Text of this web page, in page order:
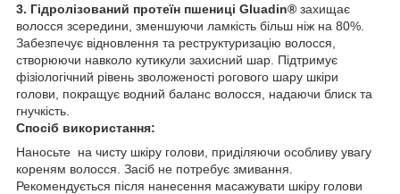
3. Гідролізований протеїн пшениці Gluadin® захищає
волосся зсередини, зменшуючи ламкість більш ніж на 80%.
Забезпечує відновлення та реструктуризацію волосся,
створюючи навколо кутикули захисний шар. Підтримує
фізіологічний рівень зволоженості рогового шару шкіри
голови, покращує водний баланс волосся, надаючи блиск та
гнучкість.
Спосіб використання:
Наносьте на чисту шкіру голови, приділяючи особливу увагу
кореням волосся. Засіб не потребує змивання.
Рекомендується після нанесення масажувати шкіру голови